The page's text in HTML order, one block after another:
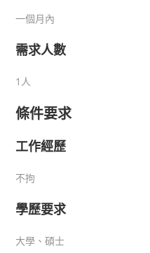
一個月內
需求人數
1人
條件要求
工作經歷
不拘
學歷要求
大學、碩士